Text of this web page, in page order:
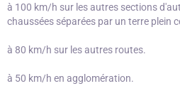
à 100 km/h sur les autres sections
chaussées séparées par un terre plein
à 80 km/h sur les autres routes.
à 50 km/h en agglomération.